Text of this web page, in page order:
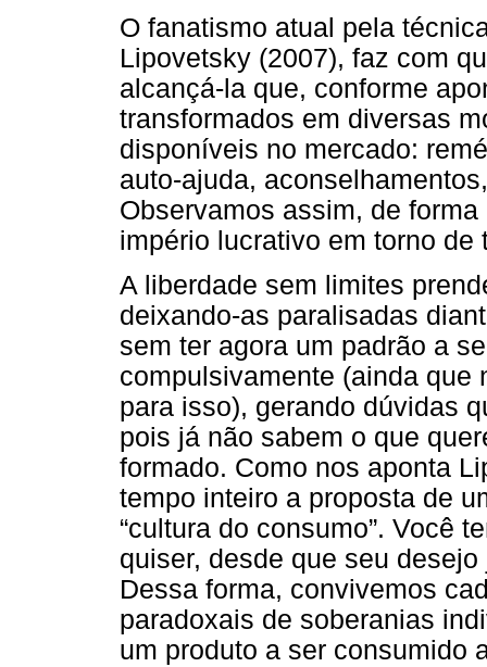
O fanatismo atual pela
Lipovetsky (2007), faz com
alcançá-la que, conforme
transformados em diversas
disponíveis no mercado:
auto-ajuda,
Observamos assim, de
império lucrativo em torno
A liberdade sem limites
deixando-as paralisadas
sem ter agora um padrão a
compulsivamente (ainda que
para isso), gerando dúvidas
pois já não sabem o que
formado. Como nos aponta
tempo inteiro a proposta de
“cultura do consumo”. Você
quiser, desde que seu
Dessa forma, convivemos
paradoxais de soberanias
um produto a ser consumido